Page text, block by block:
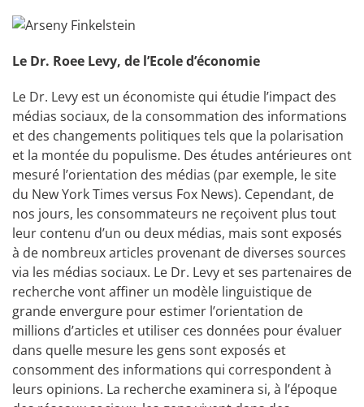
Le Dr. Roee Levy, de l’Ecole d’économie
Le Dr. Levy est un économiste qui étudie l’impact des
médias sociaux, de la consommation des informations
et des changements politiques tels que la polarisation
et la montée du populisme. Des études antérieures ont
mesuré l’orientation des médias (par exemple, le site
du New York Times versus Fox News). Cependant, de
nos jours, les consommateurs ne reçoivent plus tout
leur contenu d’un ou deux médias, mais sont exposés
à de nombreux articles provenant de diverses sources
via les médias sociaux. Le Dr. Levy et ses partenaires de
recherche vont affiner un modèle linguistique de
grande envergure pour estimer l’orientation de
millions d’articles et utiliser ces données pour évaluer
dans quelle mesure les gens sont exposés et
consomment des informations qui correspondent à
leurs opinions. La recherche examinera si, à l’époque